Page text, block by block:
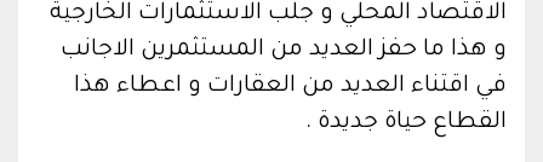
الاقتصاد المحلي و جلب الاستثمارات الخارجية
و هذا ما حفز العديد من المستثمرين الاجانب
في اقتناء العديد من العقارات و اعطاء هذا
القطاع حياة جديدة .